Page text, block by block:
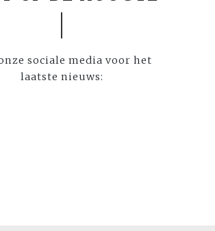
sociale media voor het
laatste nieuws: